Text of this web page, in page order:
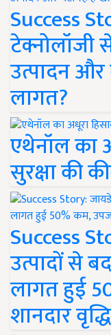
Success
टेक्नोलॉजी
उत्पादन
लागत?
एथेनॉल का
सुरक्षा की
Success
उत्पादों से
लागत हुई
शानदार